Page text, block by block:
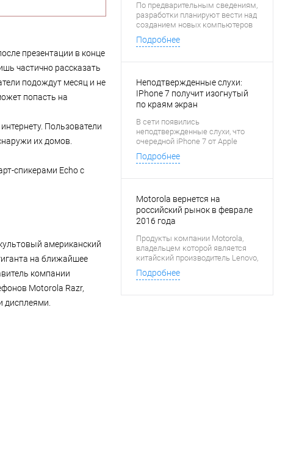
презентации в конце
частично рассказать
подождут месяц и не
попасть на
Пользователи
их домов.
спикерами Echo с
американский
на ближайшее
компании
Motorola Razr,
дисплеями.
По предварительным сведениям,
разработки планируют вести над
созданием новых компьютеров
линейки Y. Западным СМИ
удалось разведать информацию
еще до официального
Подробнее
Неподтвержденные слухи:
IPhone 7 получит изогнутый
по краям экран
В сети появились
неподтвержденные слухи, что
очередной iPhone 7 от Apple
может получить гибкую панель,
которая позволит загибать
Подробнее
Motorola вернется на
российский рынок в феврале
2016 года
Продукты компании Motorola,
владельцем которой является
китайский производитель Lenovo,
вернутся на российский рынок в
начале февраля следующего
на Российский рынок в 1993 году,
Подробнее